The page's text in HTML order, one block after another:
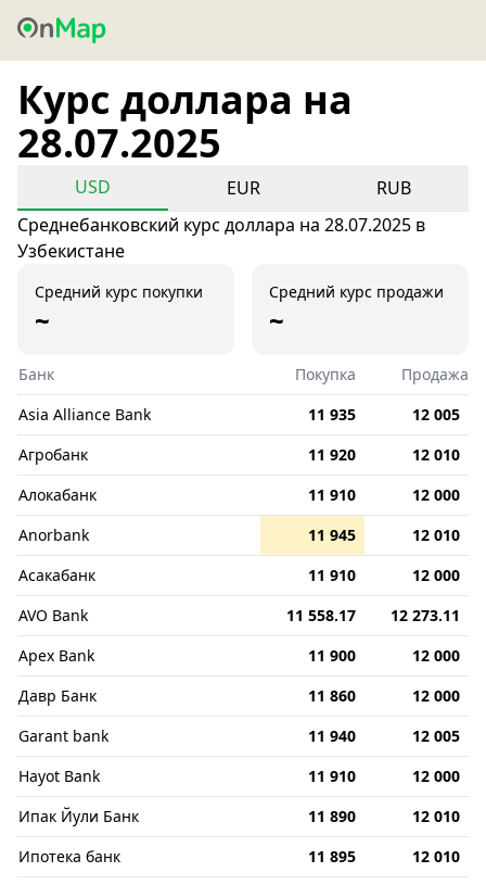
Курс доллара на
28.07.2025
USD EUR
RUB
Среднебанковский курс доллара на 28.07.2025 в
Узбекистане
Средний курс покупки
~
Средний курс продажи
~
Банк Покупка
Продажа
Asia Alliance Bank
11 935
12 005
Агробанк
11 920
12 010
Алокабанк
11 910
12 000
Anorbank
11 945
12 010
Асакабанк
11 910
12 000
AVO Bank
11 558.17
12 273.11
Apex Bank
11 900
12 000
Давр Банк
11 860
12 000
Garant bank
11 940
12 005
Hayot Bank
11 910
12 000
Ипак Йули Банк
11 890
12 010
Ипотека банк
11 895
12 010